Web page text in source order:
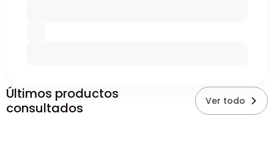
Últimos productos
consultados
Ver todo